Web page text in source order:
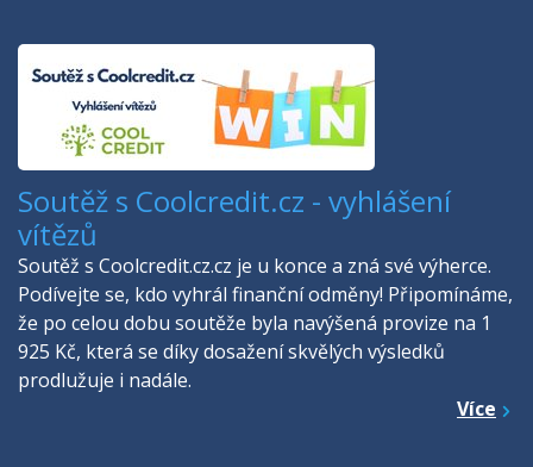
Soutěž s Coolcredit.cz - vyhlášení
vítězů
Soutěž s Coolcredit.cz.cz je u konce a zná své výherce.
Podívejte se, kdo vyhrál finanční odměny! Připomínáme,
že po celou dobu soutěže byla navýšená provize na 1
925 Kč, která se díky dosažení skvělých výsledků
prodlužuje i nadále.
Více